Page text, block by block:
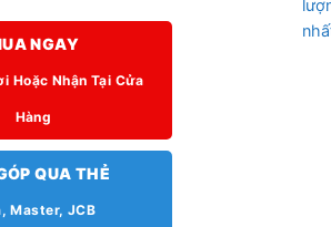
NGAY
Hoặc Nhận Tại Cửa
Hàng
QUA THẺ
Master, JCB